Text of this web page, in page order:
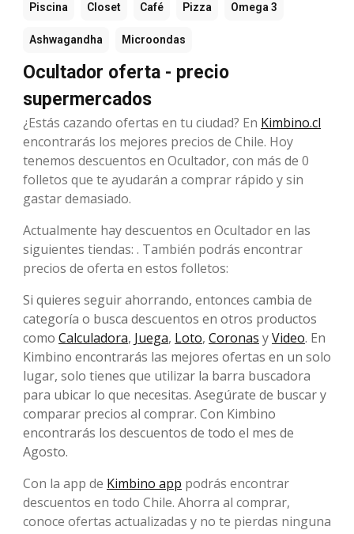
Piscina Closet Café Pizza Omega 3
Ashwagandha Microondas
Ocultador oferta - precio
supermercados
¿Estás cazando ofertas en tu ciudad? En Kimbino.cl
encontrarás los mejores precios de Chile. Hoy
tenemos descuentos en Ocultador, con más de 0
folletos que te ayudarán a comprar rápido y sin
gastar demasiado.
Actualmente hay descuentos en Ocultador en las
siguientes tiendas: . También podrás encontrar
precios de oferta en estos folletos:
Si quieres seguir ahorrando, entonces cambia de
categoría o busca descuentos en otros productos
como Calculadora, Juega, Loto, Coronas yVideo. En
Kimbino encontrarás las mejores ofertas en un solo
lugar, solo tienes que utilizar la barra buscadora
para ubicar lo que necesitas. Asegúrate de buscar y
comparar precios al comprar. Con Kimbino
encontrarás los descuentos de todo el mes de
Agosto.
Con la app de Kimbino app podrás encontrar
descuentos en todo Chile. Ahorra al comprar,
conoce ofertas actualizadas y no te pierdas ninguna